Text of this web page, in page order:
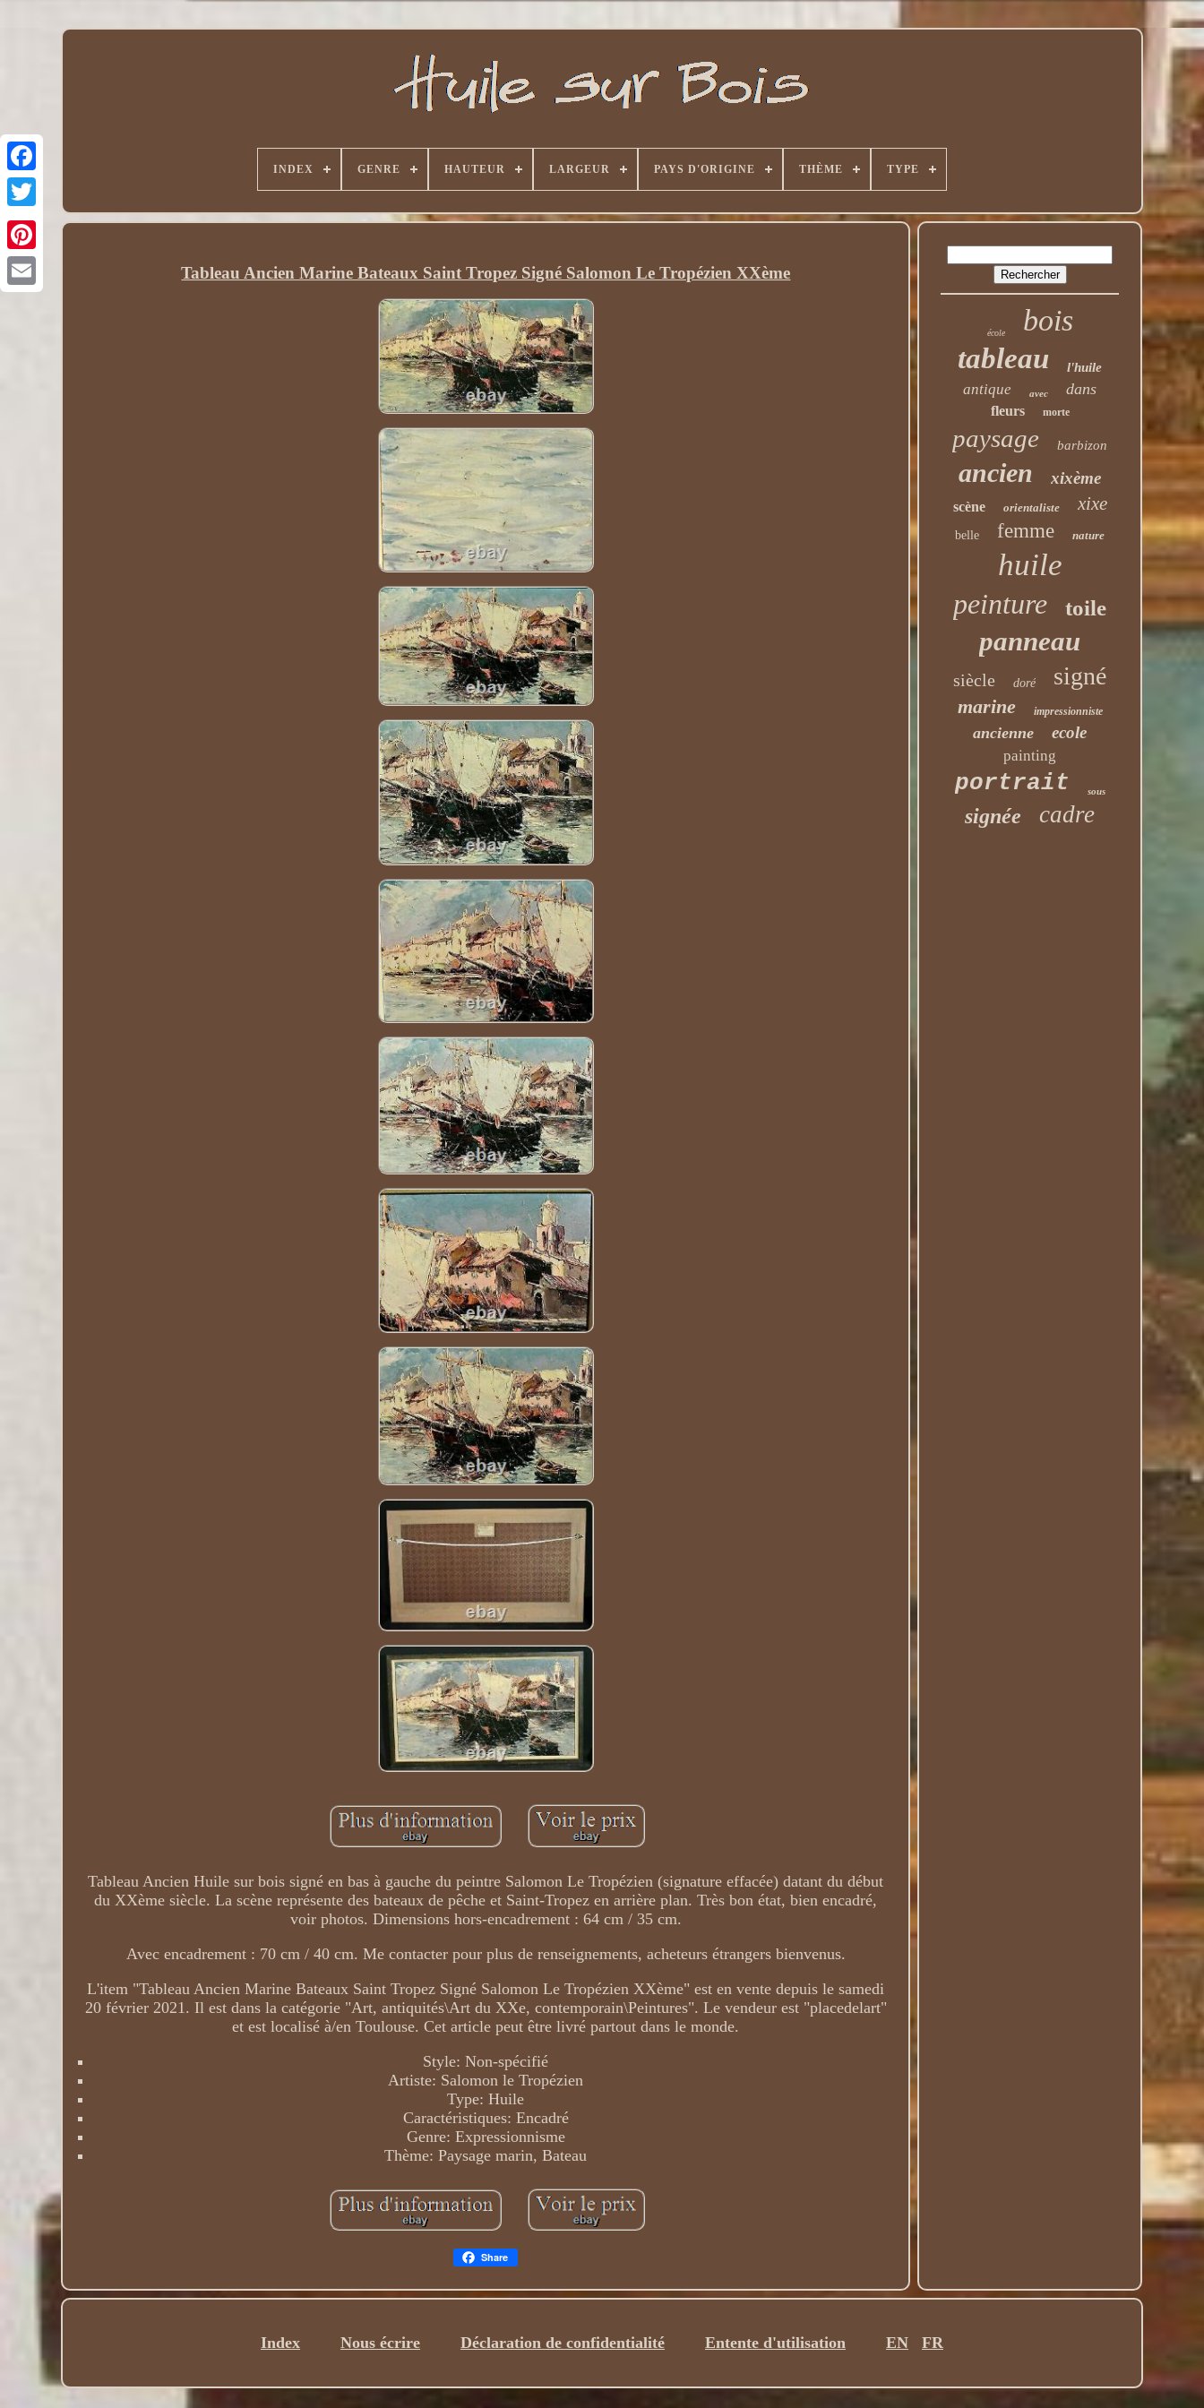
INDEX GENRE HAUTEUR LARGEUR PAYS D'ORIGINE THÈME TYPE
Tableau Ancien Marine Bateaux Saint Tropez Signé Salomon Le Tropézien XXème
Tableau Ancien Huile sur bois signé en bas à gauche du peintre Salomon Le Tropézien (signature effacée) datant du début
du XXème siècle. La scène représente des bateaux de pêche et Saint-Tropez en arrière plan. Très bon état, bien encadré,
voir photos. Dimensions hors-encadrement : 64 cm / 35 cm.
Avec encadrement : 70 cm / 40 cm. Me contacter pour plus de renseignements, acheteurs étrangers bienvenus.
L'item "Tableau Ancien Marine Bateaux Saint Tropez Signé Salomon Le Tropézien XXème" est en vente depuis le samedi
20 février 2021. Il est dans la catégorie "Art, antiquités\Art du XXe, contemporain\Peintures". Le vendeur est "placedelart"
et est localisé à/en Toulouse. Cet article peut être livré partout dans le monde.
Style: Non-spécifié
Artiste: Salomon le Tropézien
Type: Huile
Caractéristiques: Encadré
Genre: Expressionnisme
Thème: Paysage marin, Bateau
Share
école bois
tableau l'huile
antique avec dans
fleurs morte
paysage barbizon
ancien xixème
scène orientaliste xixe
belle femme nature
huile
peinture toile
panneau
siècle doré signé
marine impressionniste
ancienne ecole
painting
portrait sous
signée cadre
Index Nous écrire Déclaration de confidentialité Entente d'utilisation EN FR